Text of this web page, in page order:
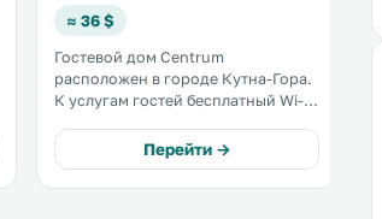
≈ 36 $
Гостевой дом Centrum
расположен в городе Кутна-Гора.
К услугам гостей бесплатный Wi-Fi
окон открывается вид на сад. В
числе прочих удобств —
постельное белье. Гостям
Перейти →